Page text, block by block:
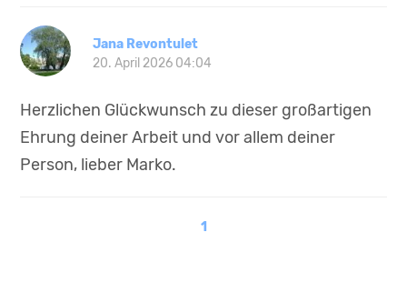
Jana Revontulet
20. April 2026 04:04
Herzlichen Glückwunsch zu dieser großartigen
Ehrung deiner Arbeit und vor allem deiner
Person, lieber Marko.
1